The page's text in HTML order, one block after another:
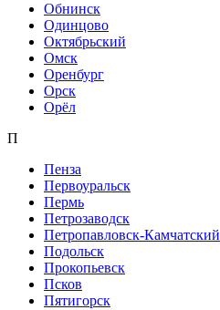
Обнинск
Одинцово
Октябрьский
Омск
Оренбург
Орск
Орёл
П
Пенза
Первоуральск
Пермь
Петрозаводск
Петропавловск-Камчатский
Подольск
Прокопьевск
Псков
Пятигорск